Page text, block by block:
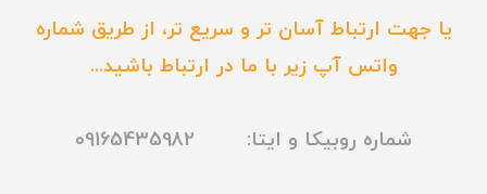
یا جهت ارتباط آسان تر و سریع تر، از طریق شماره
واتس آپ زیر با ما در ارتباط باشید...
شماره روبیکا و ایتا: 09165435982